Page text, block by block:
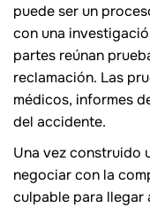
puede ser un
con una
partes reúnan
reclamación. Las
médicos, informes
del accidente.
Una vez construido
negociar con la
culpable para llegar